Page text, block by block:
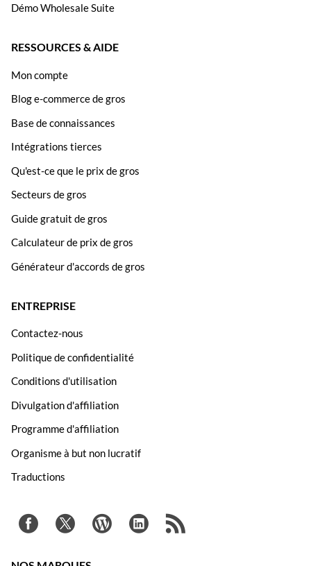
Démo Wholesale Suite
RESSOURCES & AIDE
Mon compte
Blog e-commerce de gros
Base de connaissances
Intégrations tierces
Qu'est-ce que le prix de gros
Secteurs de gros
Guide gratuit de gros
Calculateur de prix de gros
Générateur d'accords de gros
ENTREPRISE
Contactez-nous
Politique de confidentialité
Conditions d'utilisation
Divulgation d'affiliation
Programme d'affiliation
Organisme à but non lucratif
Traductions